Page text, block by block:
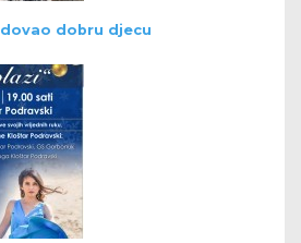
dobru djecu